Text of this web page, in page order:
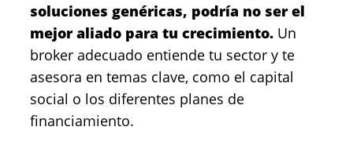
soluciones genéricas, podría no ser el
mejor aliado para tu crecimiento. Un
broker adecuado entiende tu sector y te
asesora en temas clave, como el capital
social o los diferentes planes de
financiamiento.